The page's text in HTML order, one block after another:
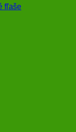
fľaše